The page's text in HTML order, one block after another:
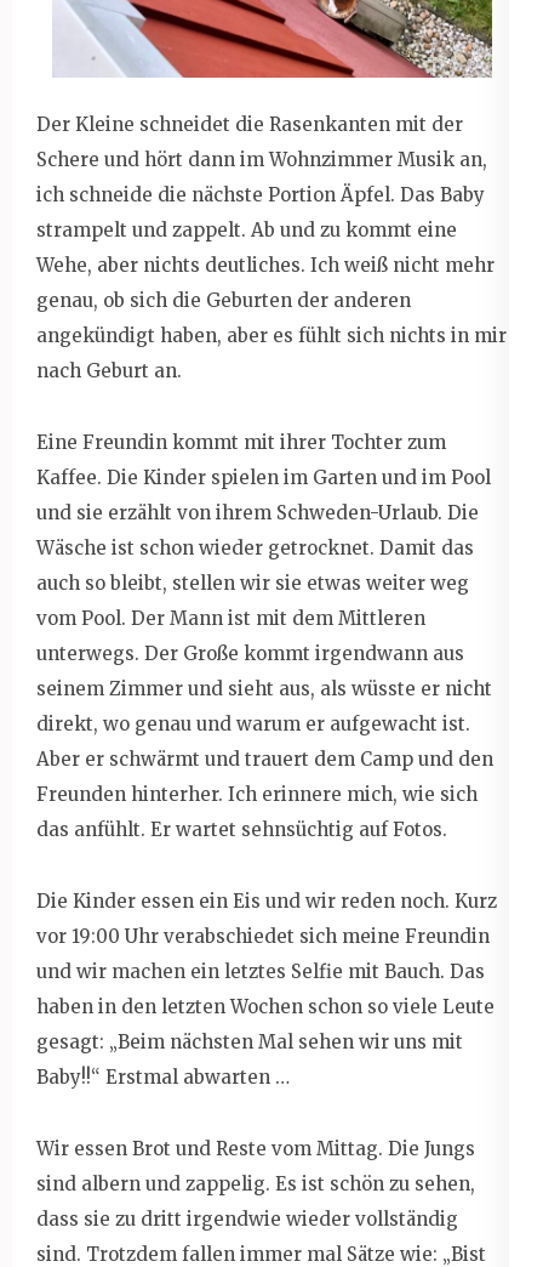
Der Kleine schneidet die Rasenkanten mit der
Schere und hört dann im Wohnzimmer Musik an,
ich schneide die nächste Portion Äpfel. Das Baby
strampelt und zappelt. Ab und zu kommt eine
Wehe, aber nichts deutliches. Ich weiß nicht mehr
genau, ob sich die Geburten der anderen
angekündigt haben, aber es fühlt sich nichts in mir
nach Geburt an.
Eine Freundin kommt mit ihrer Tochter zum
Kaffee. Die Kinder spielen im Garten und im Pool
und sie erzählt von ihrem Schweden-Urlaub. Die
Wäsche ist schon wieder getrocknet. Damit das
auch so bleibt, stellen wir sie etwas weiter weg
vom Pool. Der Mann ist mit dem Mittleren
unterwegs. Der Große kommt irgendwann aus
seinem Zimmer und sieht aus, als wüsste er nicht
direkt, wo genau und warum er aufgewacht ist.
Aber er schwärmt und trauert dem Camp und den
Freunden hinterher. Ich erinnere mich, wie sich
das anfühlt. Er wartet sehnsüchtig auf Fotos.
Die Kinder essen ein Eis und wir reden noch. Kurz
vor 19:00 Uhr verabschiedet sich meine Freundin
und wir machen ein letztes Selfie mit Bauch. Das
haben in den letzten Wochen schon so viele Leute
gesagt: „Beim nächsten Mal sehen wir uns mit
Baby!!“ Erstmal abwarten …
Wir essen Brot und Reste vom Mittag. Die Jungs
sind albern und zappelig. Es ist schön zu sehen,
dass sie zu dritt irgendwie wieder vollständig
sind. Trotzdem fallen immer mal Sätze wie: „Bist